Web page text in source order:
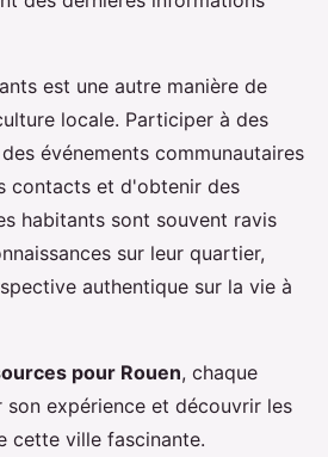
est une autre manière de
locale. Participer à des
événements communautaires
contacts et d'obtenir des
habitants sont souvent ravis
sur leur quartier,
authentique sur la vie à
pour Rouen, chaque
expérience et découvrir les
cette ville fascinante.